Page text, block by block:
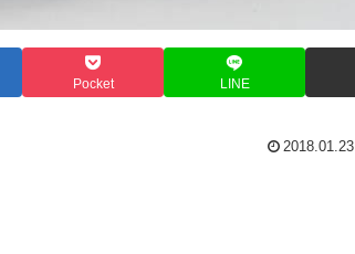
Pocket LINE
2018.01.23